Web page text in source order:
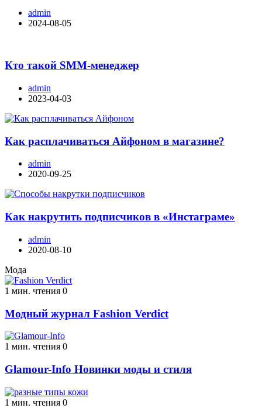
admin
2024-08-05
Кто такой SMM-менеджер
admin
2023-04-03
Как расплачиваться Айфоном в магазине?
admin
2020-09-25
Как накрутить подписчиков в «Инстаграме»
admin
2020-08-10
Мода
1 мин. чтения 0
Модный журнал Fashion Verdict
1 мин. чтения 0
Glamour-Info Новинки моды и стиля
1 мин. чтения 0